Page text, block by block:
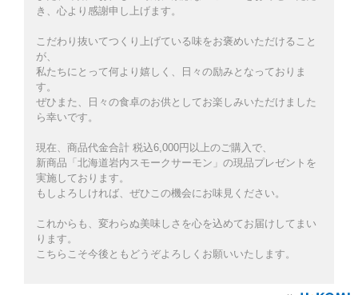
き、心より感謝申し上げます。
こだわり抜いてつくり上げている味をお褒めいただけること
が、
私たちにとって何より嬉しく、日々の励みとなっておりま
す。
ぜひまた、日々の食卓のお供としてお楽しみいただけました
ら幸いです。
現在、商品代金合計 税込6,000円以上のご購入で、
新商品「北海道岩内スモークサーモン」の現品プレゼントを
実施しております。
もしよろしければ、ぜひこの機会にお味見ください。
これからも、変わらぬ美味しさを心を込めてお届けしてまい
ります。
こちらこそ今後ともどうぞよろしくお願いいたします。